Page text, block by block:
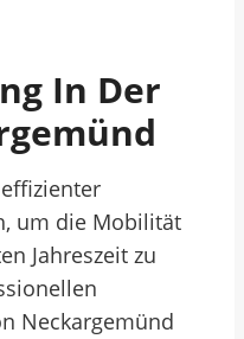
In Der
um die Mobilität
Jahreszeit zu
Neckargemünd